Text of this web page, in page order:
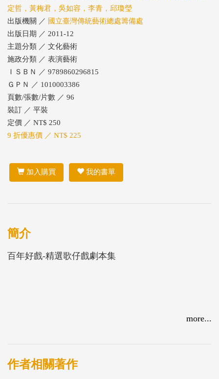
定哲，黃梅君，吳如容，李青，邱瓊瑩
出版機關 ／ 國立臺灣傳統藝術總處籌備處
出版日期 ／ 2011-12
主題分類 ／ 文化藝術
施政分類 ／ 表演藝術
ＩＳＢＮ ／ 9789860296815
ＧＰＮ ／ 1010003386
頁數/張數/片數 ／ 96
裝訂 ／ 平裝
定價 ／ NT$ 250
9 折優惠價 ／ NT$ 225
加入購買 我的書單
簡介
百年好戲-精選歌仔戲劇本集
more...
作者相關著作